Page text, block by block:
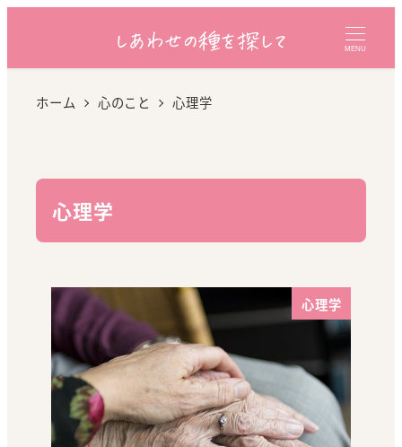
MENU
ホーム 心のこと 心理学
心理学
心理学